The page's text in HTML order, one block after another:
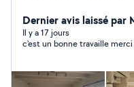
mais n hésiter pas à
Dernier avis laissé par
Il y a 17 jours
c'est un bonne travaille